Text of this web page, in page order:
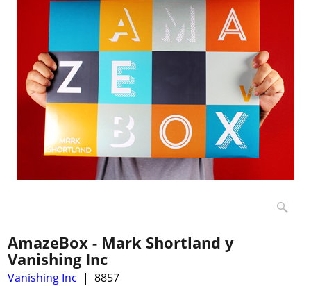
AmazeBox - Mark Shortland y
Vanishing Inc
Vanishing Inc
8857